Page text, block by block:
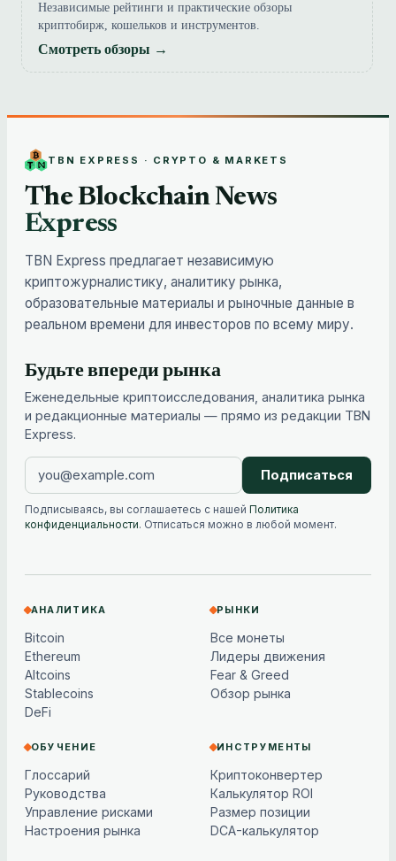
Независимые рейтинги и практические обзоры
криптобирж, кошельков и инструментов.
Смотреть обзоры →
TBN EXPRESS · CRYPTO & MARKETS
The Blockchain News
Express
TBN Express предлагает независимую
криптожурналистику, аналитику рынка,
образовательные материалы и рыночные данные в
реальном времени для инвесторов по всему миру.
Будьте впереди рынка
Еженедельные криптоисследования, аналитика рынка
и редакционные материалы — прямо из редакции TBN
Express.
Подписаться
Подписываясь, вы соглашаетесь с нашей Политика
конфиденциальности. Отписаться можно в любой момент.
АНАЛИТИКА
Bitcoin
Ethereum
Altcoins
Stablecoins
DeFi
РЫНКИ
Все монеты
Лидеры движения
Fear & Greed
Обзор рынка
ОБУЧЕНИЕ
Глоссарий
Руководства
Управление рисками
Настроения рынка
ИНСТРУМЕНТЫ
Криптоконвертер
Калькулятор ROI
Размер позиции
DCA-калькулятор